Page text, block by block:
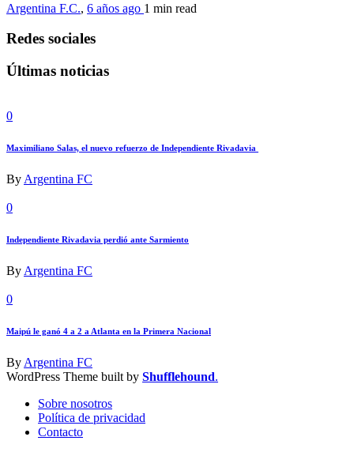
Argentina F.C., 6 años ago 1 min read
Redes sociales
Últimas noticias
0
Maximiliano Salas, el nuevo refuerzo de Independiente Rivadavia
By Argentina FC
0
Independiente Rivadavia perdió ante Sarmiento
By Argentina FC
0
Maipú le ganó 4 a 2 a Atlanta en la Primera Nacional
By Argentina FC
WordPress Theme built by Shufflehound.
Sobre nosotros
Política de privacidad
Contacto